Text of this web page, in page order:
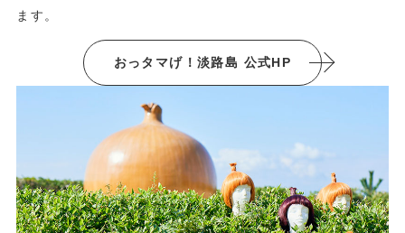
ます。
おっタマげ！淡路島 公式HP